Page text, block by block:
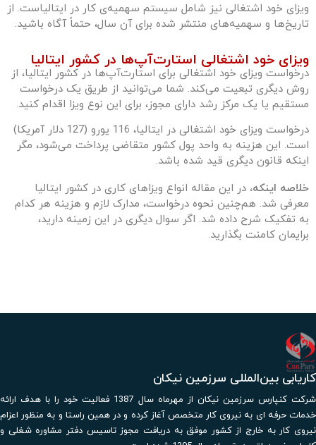
ویزای خود اشتغالی نیز شامل سیستم سهمیه‌ی کار در ایتالیاست. از
تاریخ‌ها و سهمیه‌های منتشر شده برای آن سال، حتماً آگاه باشید.
ویزای خود اشتغالی استارت‌آپ‌ها در کشور ایتالیا
درخواست ویزای خود اشتغالی برای استارت‌آپ‌ها در کشور ایتالیا، از
روش دیگری تبعیت می‌کند. شما می‌توانید از طریق یک درخواست
مستقیم یا یک مرکز رشد دارای مجوز، برای این نوع ویزا اقدام کنید.
درخواست ویزای خود اشتغالی در ایتالیا، 116 یورو (127 دلار آمریکا)
است. این هزینه به واحد پول کشور متقاضی پرداخت می‌شود، مگر
اینکه قانون دیگری قید شده باشد.
خلاصه اینکه، در این مقاله انواع ویزاهای کاری در کشور ایتالیا
معرفی شد. هم‌چنین نحوه درخواست، مدارک لازم و هزینه هر کدام
به تفکیک شرح داده شد. اگر سوال دیگری در این زمینه دارید،
برایمان کامنت بگذارید.
کاریابی بین‌المللی سرزمین نیکان
شرکت کنپارس سرزمین نیکان از مهرماه سال 1387 فعالیت خود را با هدف ارائه
خدمات حرفه ای به نیروی کار متخصص آغاز کرده و در همین راستا و به منظور اعزام
نیروی کار به خارج از کشور موفق به دریافت مجوز تاسیس دفتر مشاوره شغلی و